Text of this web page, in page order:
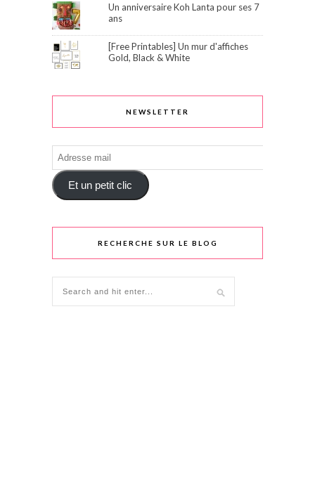
Un anniversaire Koh Lanta pour ses 7
ans
[Free Printables] Un mur d'affiches
Gold, Black & White
NEWSLETTER
Adresse
mail
Et un petit clic
RECHERCHE SUR LE BLOG